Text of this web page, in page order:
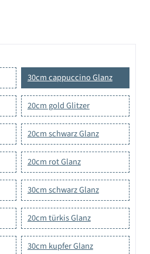
30cm cappuccino Glanz
20cm gold Glitzer
20cm schwarz Glanz
20cm rot Glanz
30cm schwarz Glanz
20cm türkis Glanz
30cm kupfer Glanz